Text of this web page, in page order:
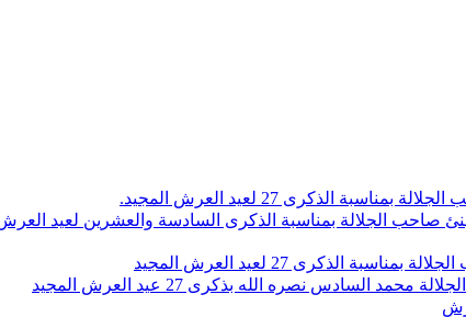
27 لعيد العرش المجيد.
يهنئ صاحب الجلالة بمناسبة الذكرى السادسة والعشرين لعيد
27 لعيد العرش المجيد
نصره الله بذكرى 27 عيد العرش المجيد